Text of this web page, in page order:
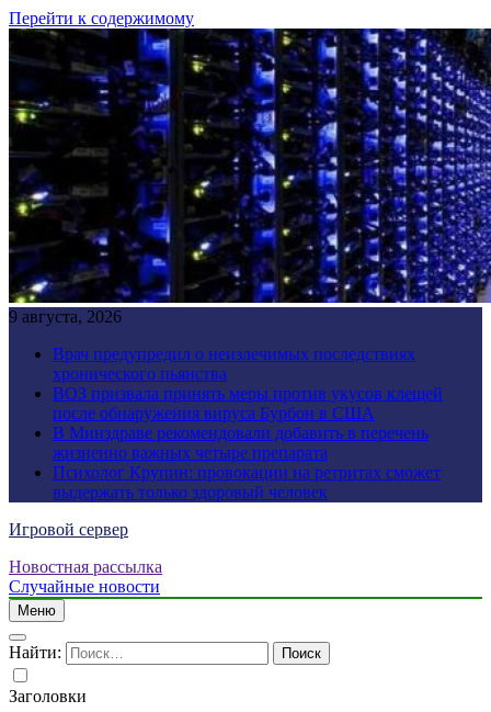
Перейти к содержимому
9 августа, 2026
Врач предупредил о неизлечимых последствиях
хронического пьянства
ВОЗ призвала принять меры против укусов клещей
после обнаружения вируса Бурбон в США
В Минздраве рекомендовали добавить в перечень
жизненно важных четыре препарата
Психолог Крупин: провокации на ретритах сможет
выдержать только здоровый человек
Игровой сервер
Новостная рассылка
Случайные новости
Меню
Найти:
Заголовки